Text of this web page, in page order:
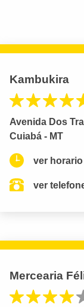
Kambukira
Avenida Dos
Cuiabá - MT
ver
ver
Mercearia